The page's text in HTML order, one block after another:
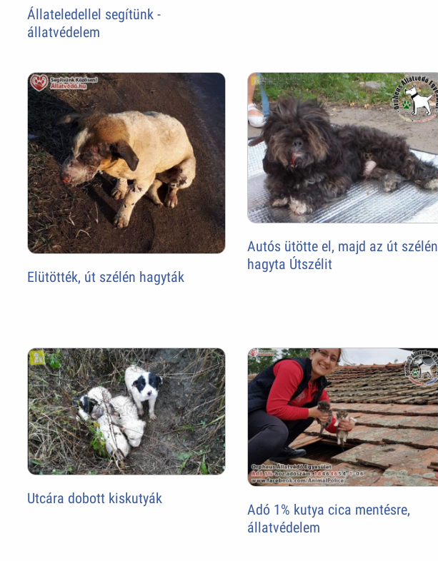
Állateledellel segítünk -
állatvédelem
Elütötték, út szélén hagyták
Autós ütötte el, majd az út szélén
hagyta Útszélit
Utcára dobott kiskutyák
Adó 1% kutya cica mentésre,
állatvédelem